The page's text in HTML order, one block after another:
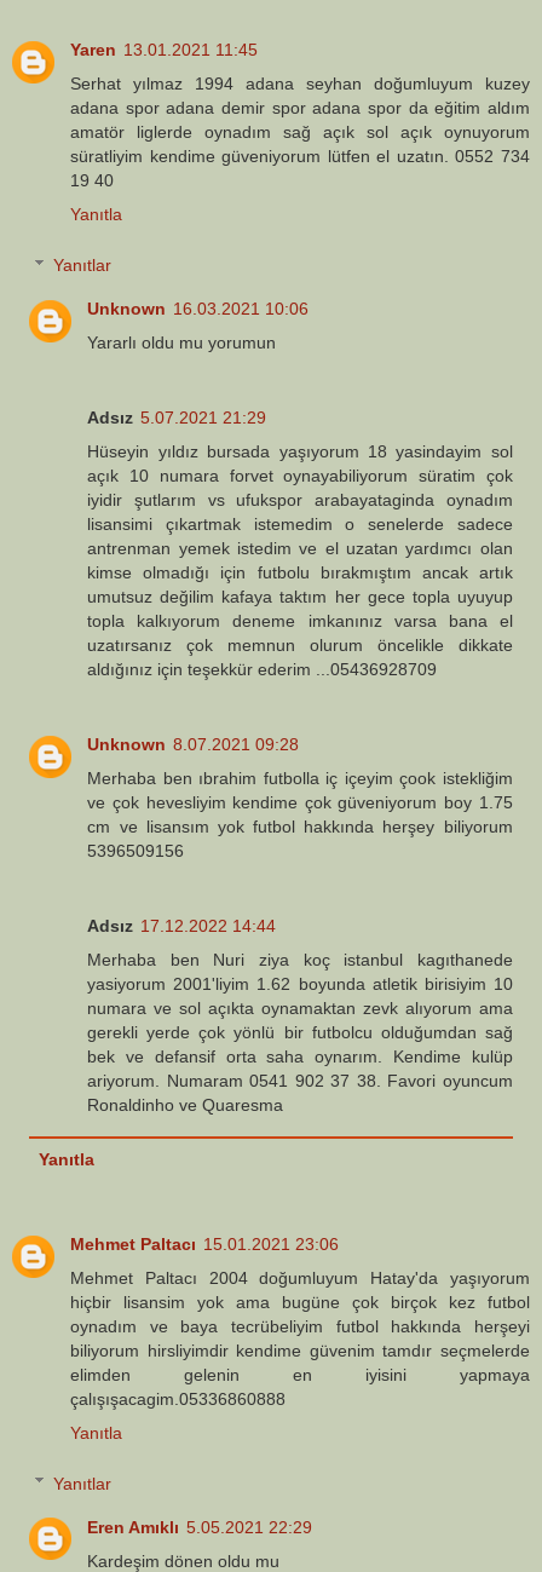
Yaren 13.01.2021 11:45
Serhat yılmaz 1994 adana seyhan doğumluyum kuzey
adana spor adana demir spor adana spor da eğitim aldım
amatör liglerde oynadım sağ açık sol açık oynuyorum
süratliyim kendime güveniyorum lütfen el uzatın. 0552 734
19 40
Yanıtla
Yanıtlar
Unknown 16.03.2021 10:06
Yararlı oldu mu yorumun
Adsız 5.07.2021 21:29
Hüseyin yıldız bursada yaşıyorum 18 yasindayim sol
açık 10 numara forvet oynayabiliyorum süratim çok
iyidir şutlarım vs ufukspor arabayataginda oynadım
lisansimi çıkartmak istemedim o senelerde sadece
antrenman yemek istedim ve el uzatan yardımcı olan
kimse olmadığı için futbolu bırakmıştım ancak artık
umutsuz değilim kafaya taktım her gece topla uyuyup
topla kalkıyorum deneme imkanınız varsa bana el
uzatırsanız çok memnun olurum öncelikle dikkate
aldığınız için teşekkür ederim ...05436928709
Unknown 8.07.2021 09:28
Merhaba ben ıbrahim futbolla iç içeyim çook istekliğim
ve çok hevesliyim kendime çok güveniyorum boy 1.75
cm ve lisansım yok futbol hakkında herşey biliyorum
5396509156
Adsız 17.12.2022 14:44
Merhaba ben Nuri ziya koç istanbul kagıthanede
yasiyorum 2001'liyim 1.62 boyunda atletik birisiyim 10
numara ve sol açıkta oynamaktan zevk alıyorum ama
gerekli yerde çok yönlü bir futbolcu olduğumdan sağ
bek ve defansif orta saha oynarım. Kendime kulüp
ariyorum. Numaram 0541 902 37 38. Favori oyuncum
Ronaldinho ve Quaresma
Yanıtla
Mehmet Paltacı 15.01.2021 23:06
Mehmet Paltacı 2004 doğumluyum Hatay'da yaşıyorum
hiçbir lisansim yok ama bugüne çok birçok kez futbol
oynadım ve baya tecrübeliyim futbol hakkında herşeyi
biliyorum hirsliyimdir kendime güvenim tamdır seçmelerde
elimden gelenin en iyisini yapmaya
çalışışacagim.05336860888
Yanıtla
Yanıtlar
Eren Amıklı 5.05.2021 22:29
Kardeşim dönen oldu mu